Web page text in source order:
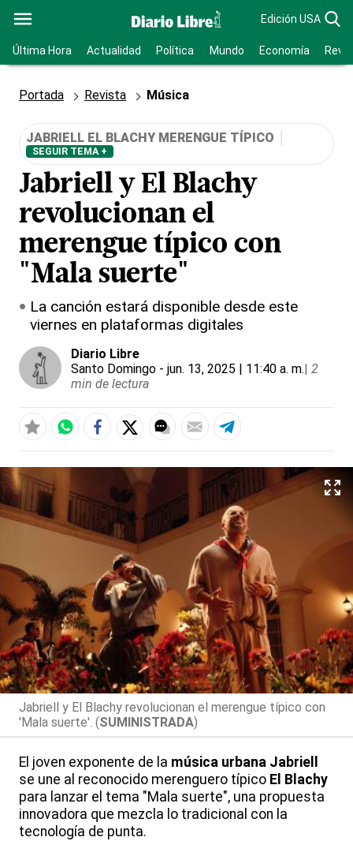
Edición USA
Última Hora Actualidad Política Mundo Economía
Portada Revista Música
JABRIELL EL BLACHY MERENGUE TÍPICO
SEGUIR TEMA +
Jabriell y El Blachy
revolucionan el
merengue típico con
"Mala suerte"
La canción estará disponible desde este
viernes en plataformas digitales
Diario Libre
Santo Domingo - jun. 13, 2025 | 11:40 a. m.| 2
min de lectura
Jabriell y El Blachy revolucionan el merengue típico con
'Mala suerte'. (SUMINISTRADA)
El joven exponente de la música urbana Jabriell
se une al reconocido merenguero típico El Blachy
para lanzar el tema "Mala suerte", una propuesta
innovadora que mezcla lo tradicional con la
tecnología de punta.